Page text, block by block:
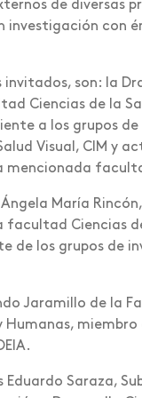
de diversas
investigación con
invitados, son: la
Ciencias de la
a los grupos
Salud Visual, CIM y
mencionada
María
facultad Ciencias
de los grupos de
Jaramillo de la
Humanas,
Eduardo Saraza,